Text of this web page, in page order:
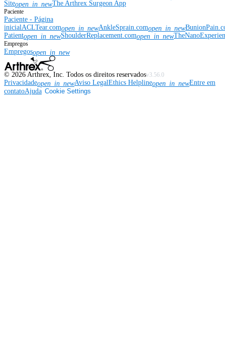
Siteopen_in_newThe Arthrex Surgeon App
Paciente
Paciente - Página
inicialACLTear.comopen_in_newAnkleSprain.comopen_in_new
Patientopen_in_newShoulderReplacement.comopen_in_new
Empregos
Empregosopen_in_new
© 2026 Arthrex, Inc. Todos os direitos reservadosv3.56.0
Privacidadeopen_in_newAviso LegalEthics Helplineopen_in_newEntre em
contatoAjuda Cookie Settings